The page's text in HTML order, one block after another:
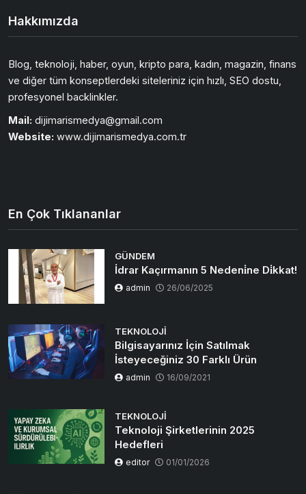
Hakkımızda
Blog, teknoloji, haber, oyun, kripto para, kadın, magazin, finans
ve diğer tüm konseptlerdeki siteleriniz için hızlı, SEO dostu,
profesyonel backlinkler.
Mail: dijimarismedya@gmail.com
Website: www.dijimarismedya.com.tr
En Çok Tıklananlar
GÜNDEM
İdrar Kaçırmanın 5 Nedeni̇ne Di̇kkat!
admin 26/06/2025
TEKNOLOJI
Bilgisayarınız İçin Satılmak
İsteyeceğiniz 30 Farklı Ürün
admin 16/09/2021
TEKNOLOJI
Teknoloji Şirketlerinin 2025
Hedefleri
editor 01/01/2026